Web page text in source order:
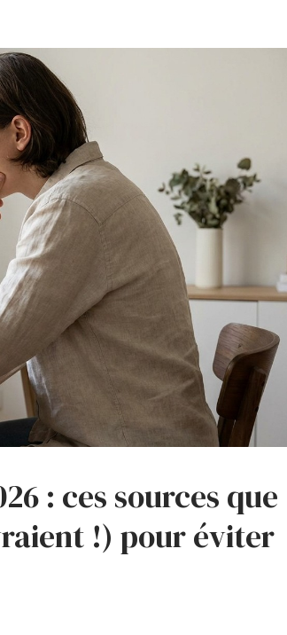
: ces sources que
!) pour éviter